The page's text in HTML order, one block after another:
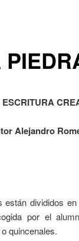
Alejandro
están divididos
por el
quincenales.